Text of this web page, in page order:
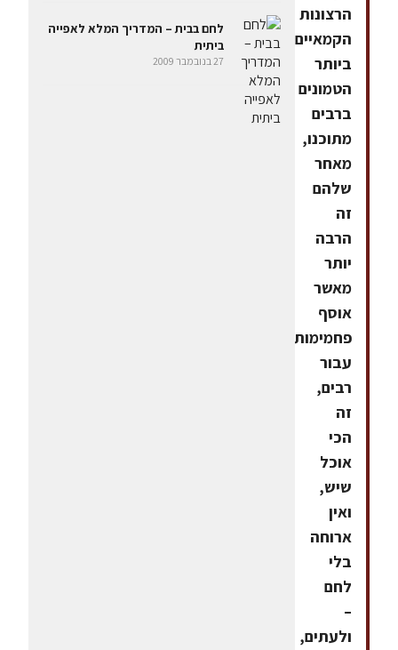
הרצונות
הקמאיים
ביותר
הטמונים
ברבים
מתוכנו,
מאחר
שלהם
זה
הרבה
יותר
מאשר
אוסף
פחמימות.
עבור
רבים,
זה
הכי
אוכל
שיש,
ואין
ארוחה
בלי
לחם
–
ולעתים,
לחם בבית – המדריך המלא לאפייה
ביתית
27 בנובמבר 2009